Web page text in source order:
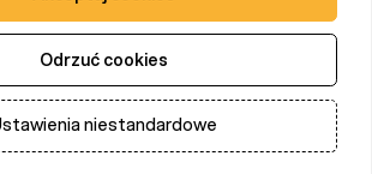
Odrzuć cookies
niestandardowe